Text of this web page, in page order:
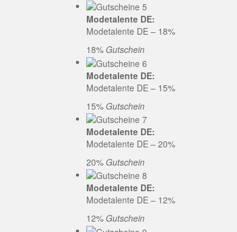
Modetalente DE:
Modetalente DE – 18%
18% Gutschein
Modetalente DE:
Modetalente DE – 15%
15% Gutschein
Modetalente DE:
Modetalente DE – 20%
20% Gutschein
Modetalente DE:
Modetalente DE – 12%
12% Gutschein